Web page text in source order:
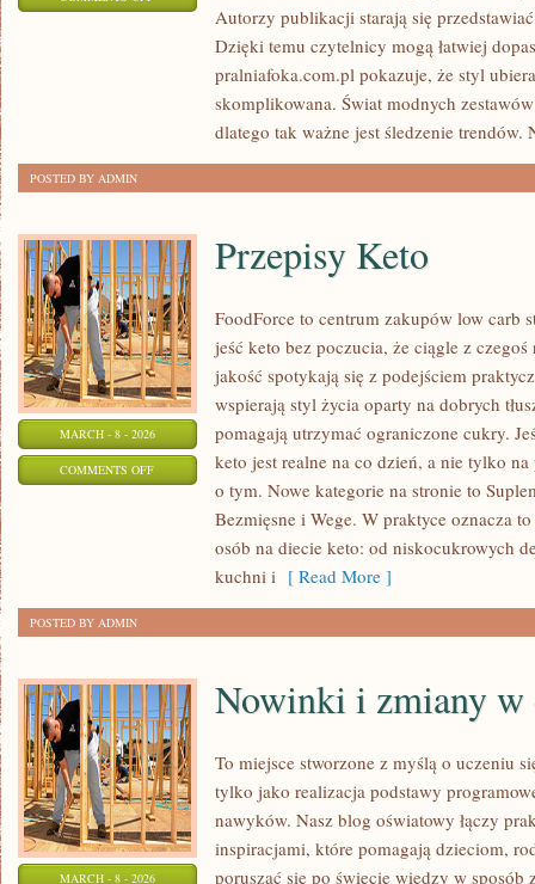
Autorzy publikacji starają się
Dzięki temu czytelnicy mogą łatwiej
pralniafoka.com.pl pokazuje, że styl
skomplikowana. Świat modnych
dlatego tak ważne jest śledzenie trendów.
POSTED BY ADMIN
MARCH - 8 - 2026
COMMENTS OFFON
Przepisy Keto
FoodForce to centrum zakupów low carb
jeść keto bez poczucia, że ciągle z
jakość spotykają się z podejściem
wspierają styl życia oparty na dobrych
pomagają utrzymać ograniczone cukry.
keto jest realne na co dzień, a nie tylko na
o tym. Nowe kategorie na stronie to
Bezmięsne i Wege. W praktyce oznacza
osób na diecie keto: od niskocukrowych
kuchni i [ Read More ]
POSTED BY ADMIN
MARCH - 8 - 2026
Nowinki i zmiany w
To miejsce stworzone z myślą o uczeniu
tylko jako realizacja podstawy
nawyków. Nasz blog oświatowy łączy
inspiracjami, które pomagają dzieciom,
poruszać się po świecie wiedzy w sposób